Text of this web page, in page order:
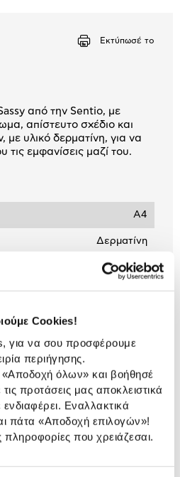
Cookies!
για να σου προσφέρουμε
περιήγησης.
«Αποδοχή όλων» και βοήθησέ
προτάσεις μας αποκλειστικά
Εναλλακτικά
πάτα «Αποδοχή επιλογών»!
πληροφορίες που χρειάζεσαι.
Εκτύπωσέ το
από την Sentio, με
απίστευτο σχέδιο και
υλικό δερματίνη, για να
τις εμφανίσεις μαζί του.
Α4
Δερματίνη
50 Φύλλα